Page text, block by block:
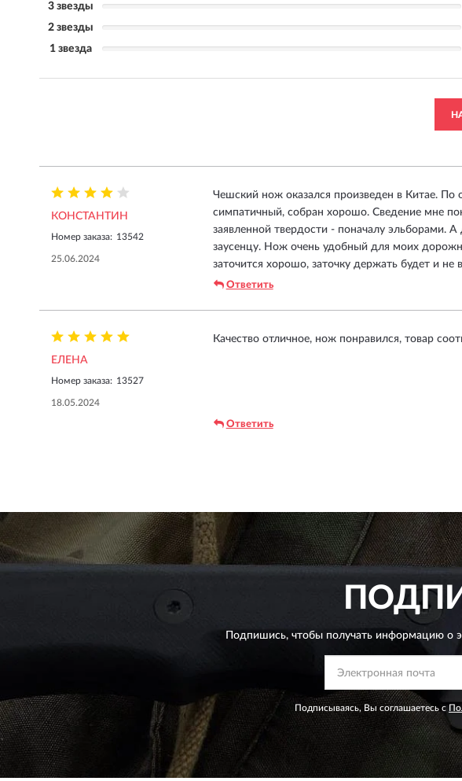
3 звезды
2 звезды
1 звезда
КОНСТАНТИН
Номер заказа: 13542
25.06.2024
Чешский нож оказался произведен в Китае.
симпатичный, собран хорошо. Сведение мне
заявленной твердости - поначалу эльборами.
заусенцу. Нож очень удобный для моих
заточится хорошо, заточку держать будет и
Ответить
ЕЛЕНА
Номер заказа: 13527
18.05.2024
Качество отличное, нож понравился, товар
Ответить
Подпишись, чтобы получать информацию о
Подписываясь, Вы соглашаетесь с